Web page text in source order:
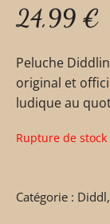
24,99 €
Peluche
original et
ludique au
Rupture de stock
Catégorie : Diddl,